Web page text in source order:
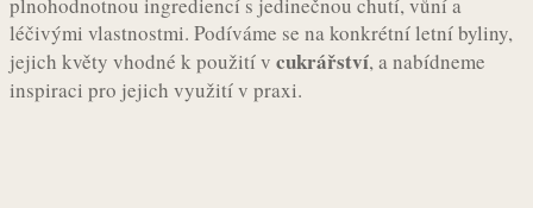
léčivými vlastnostmi. Podíváme se na konkrétní letní byliny,
jejich květy vhodné k použití v cukrářství, a nabídneme
inspiraci pro jejich využití v praxi.